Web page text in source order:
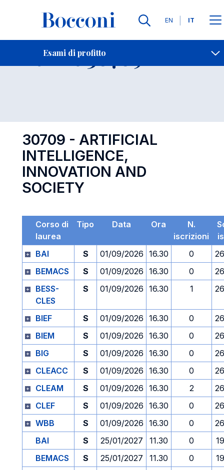
Lingue
EN IT
Esami di profitto
Contatti
Esame 30709 Open
30709 - ARTIFICIAL
INTELLIGENCE,
INNOVATION AND
SOCIETY
Corso di
laurea
Tipo Data Ora
N.
iscrizioni
BAI
S 01/09/2026 16.30 0
BEMACS
S 01/09/2026 16.30 0
BESS-
CLES
S 01/09/2026 16.30 1
BIEF S 01/09/2026 16.30 0
BIEM
S 01/09/2026 16.30 0
BIG
S 01/09/2026 16.30 0
CLEACC
S 01/09/2026 16.30 0
CLEAM
S 01/09/2026 16.30 2
CLEF
S 01/09/2026 16.30 0
WBB
S 01/09/2026 16.30 0
BAI
S 25/01/2027 11.30 0
BEMACS
S 25/01/2027 11.30 0